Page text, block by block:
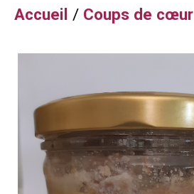
Accueil / Coups de cœur